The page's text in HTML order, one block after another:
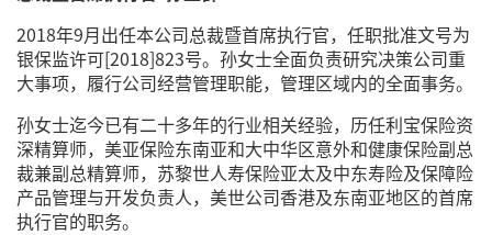
2018年9月出任本公司总裁暨首席执行官，任职批准文号为
银保监许可[2018]823号。孙女士全面负责研究决策公司重
大事项，履行公司经营管理职能，管理区域内的全面事务。
孙女士迄今已有二十多年的行业相关经验，历任利宝保险资
深精算师，美亚保险东南亚和大中华区意外和健康保险副总
裁兼副总精算师，苏黎世人寿保险亚太及中东寿险及保障险
产品管理与开发负责人，美世公司香港及东南亚地区的首席
执行官的职务。